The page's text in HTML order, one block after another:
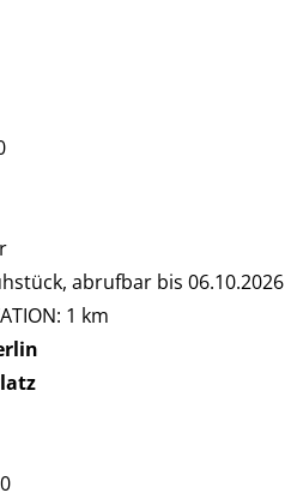
abrufbar bis 06.10.2026
1 km